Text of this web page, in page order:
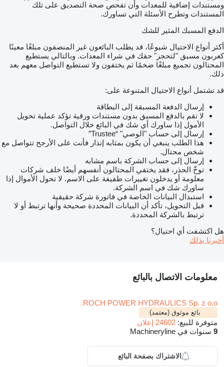
ومستندات إضافية للمعدات وأن تفحص صحة التصديق على تلك
المستندات وتطرح الأسئلة التي تساورك.
الدفع المسبك المثير للشك
أكثر أنواع الاحتيال شيوعًا، قد يطلب البائعون غير المنصفون مبلغًا معينًا
كعربون مسبق "لتحجز" حقك في شراء المعدات. وبالتالي يستطيع
المحتالون تجميع مبلغًا ضخمًا ثم يختفون ولا تستطيع التواصل معهم بعد
ذلك.
قد تشتمل أنواع الاحتيال المتنوعة على:
إرسال الدفعة المسبقة إلى البطاقة
لا تقم بالدفع المسبق بدون مستندات ورقية تؤكد عملية تحويل
الأمول إذا ساورك أي شك في البائع خلال التواصل.
إرسال إلى حساب "الوصي" “Trustee”
هذا الطلب ينبغي أن يكون بمثابه إنذار فأنت على الأرجح تتواصل مع
شخص محتال.
إرسال إلى حساب الشركة باسم مشابه
توخّ الحذر، فقد يختفي المحتالون أنفسهم أيضًا خلف شركات
معلومة أو يدخلون تغييرات طفيفة على الاسم. لا تحول الأموال إذا
ساورك شك في اسم الشركة.
استبدال البيانات الخاصة في فاتورة شركة حقيقية
قبل التحويل، تأكد أن البيانات المحددة صحيحة وأنها ترتبط أو لا
ترتبط بالشركة المحددة.
هل اكتشفت أي احتيال؟
أخبرنا بذلك
معلومات الاتصال بالبائع
ROCH POWER HYDRAULICS Sp. z o.o.
بائع موثوق (معتمد)
متوفرة للبيع: 24602 إعلان
9 سنوات في Machineryline
الاشتراك بصفحة البائع